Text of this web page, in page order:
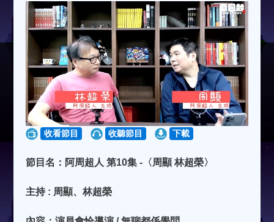
收看節目 收聽節目 下載
節目名：阿周超人 第10集 -〈周顯 林超榮〉
主持 : 周顯、林超榮